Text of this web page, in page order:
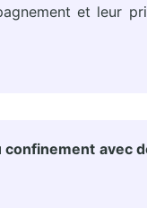
et leur
confinement avec